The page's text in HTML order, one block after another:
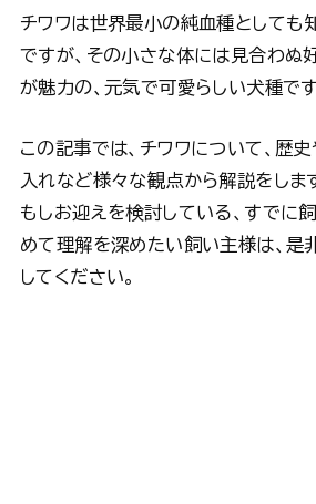
チワワは世界最小の純血種としても
ですが、その小さな体には見合わぬ
が魅力の、元気で可愛らしい犬種です
この記事では、チワワについて、歴
入れなど様々な観点から解説をしま
もしお迎えを検討している、すでに
めて理解を深めたい飼い主様は、是
してください。